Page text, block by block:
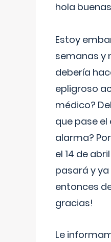
hola
Estoy
semanas y
debería
epligroso
médico?
que pase
alarma?
el 14 de
pasará y
entonces
gracias!
Le